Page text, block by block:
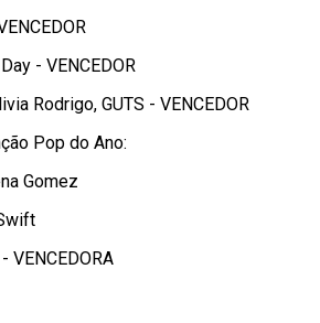
- VENCEDOR
Rodrigo, GUTS - VENCEDOR
Pop do Ano:
Gomez
VENCEDORA